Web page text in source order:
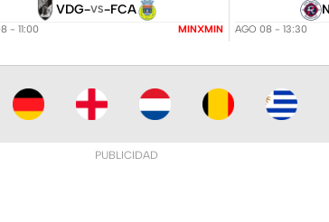
VDG-VS-FCA
- 11:00 MINXMIN AGO 08 - 13:30
PUBLICIDAD